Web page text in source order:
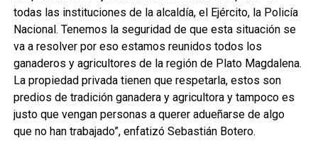
todas las instituciones de la alcaldía, el Ejército, la Policía
Nacional. Tenemos la seguridad de que esta situación se
va a resolver por eso estamos reunidos todos los
ganaderos y agricultores de la región de Plato Magdalena.
La propiedad privada tienen que respetarla, estos son
predios de tradición ganadera y agricultora y tampoco es
justo que vengan personas a querer adueñarse de algo
que no han trabajado”, enfatizó Sebastián Botero.